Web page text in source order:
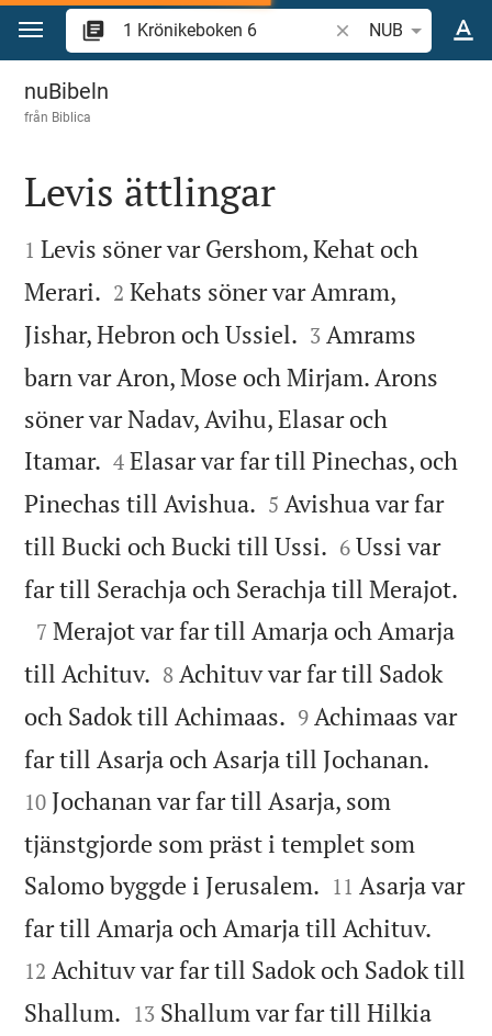
Hoppa till innehåll
Sök bibelvers eller
NUB
1 Krönikeboken 6
nuBibeln
från Biblica

Levis ättlingar

1 Levis söner var Gershom, Kehat och
Merari. 

2 Kehats söner var Amram,
Jishar, Hebron och Ussiel. 

3 Amrams
barn var Aron, Mose och Mirjam. Arons
söner var Nadav, Avihu, Elasar och
Itamar. 

4 Elasar var far till Pinechas, och
Pinechas till Avishua. 

5 Avishua var far
till Bucki och Bucki till Ussi. 

6 Ussi var
far till Serachja och Serachja till Merajot.

7 Merajot var far till Amarja och Amarja
till Achituv. 

8 Achituv var far till Sadok
och Sadok till Achimaas. 

9 Achimaas var
far till Asarja och Asarja till Jochanan.
10 Jochanan var far till Asarja, som
tjänstgjorde som präst i templet som
Salomo byggde i Jerusalem. 

11 Asarja var
far till Amarja och Amarja till Achituv.
12 Achituv var far till Sadok och Sadok till
Shallum. 

13 Shallum var far till Hilkia